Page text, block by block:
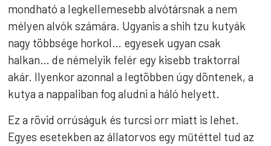
mondható a legkellemesebb alvótársnak a nem
mélyen alvók számára. Ugyanis a shih tzu kutyák
nagy többsége horkol… egyesek ugyan csak
halkan… de némelyik felér egy kisebb traktorral
akár. Ilyenkor azonnal a legtöbben úgy döntenek, a
kutya a nappaliban fog aludni a háló helyett.
Ez a rövid orrúságuk és turcsi orr miatt is lehet.
Egyes esetekben az állatorvos egy műtéttel tud az